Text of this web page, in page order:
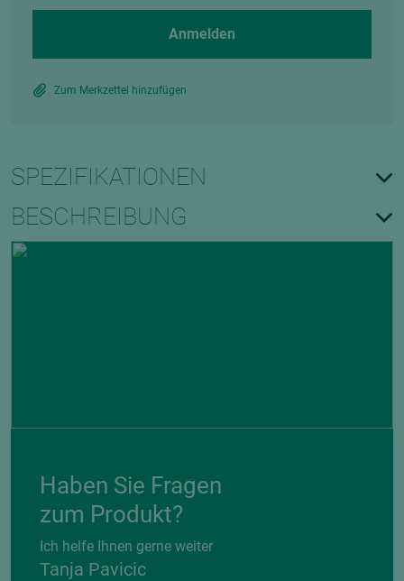
Anmelden
Zum Merkzettel hinzufügen
SPEZIFIKATIONEN
BESCHREIBUNG
Haben Sie Fragen
zum Produkt?
Ich helfe Ihnen gerne weiter
Tanja Pavicic